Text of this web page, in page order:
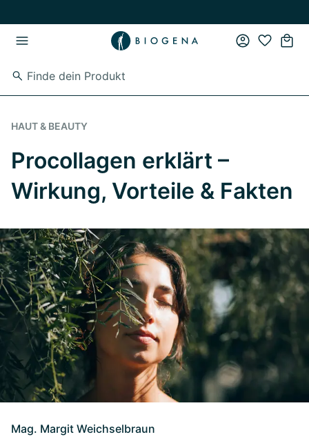
HAUT & BEAUTY
Procollagen erklärt –
Wirkung, Vorteile & Fakten
Mag. Margit Weichselbraun